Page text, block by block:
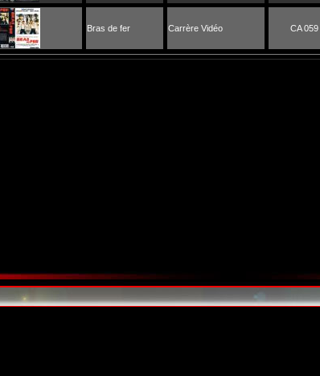
Bras de fer Carrère Vidéo CA